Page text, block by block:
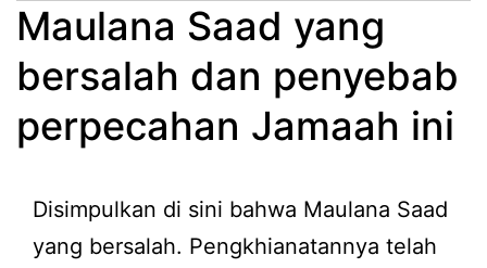
Maulana Saad yang
bersalah dan penyebab
perpecahan Jamaah ini
Disimpulkan di sini bahwa Maulana Saad
yang bersalah. Pengkhianatannya telah